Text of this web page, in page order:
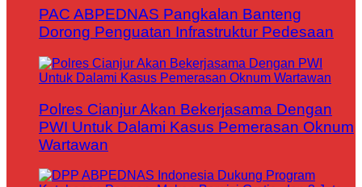
PAC ABPEDNAS Pangkalan Banteng
Dorong Penguatan Infrastruktur Pedesaan
Polres Cianjur Akan Bekerjasama Dengan
PWI Untuk Dalami Kasus Pemerasan Oknum
Wartawan